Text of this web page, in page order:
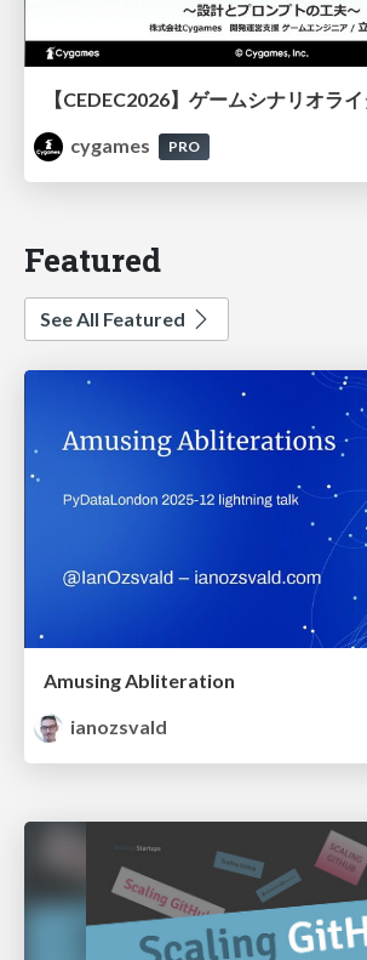
cygames
PRO
Featured
See All Featured
Amusing Abliteration
ianozsvald